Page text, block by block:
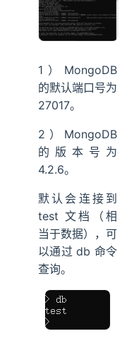
1）MongoDB
的默认端口号为
27017。
2）MongoDB
的版本号为
4.2.6。
默认会连接到
test 文档（相
当于数据），可
以通过 db 命令
查询。